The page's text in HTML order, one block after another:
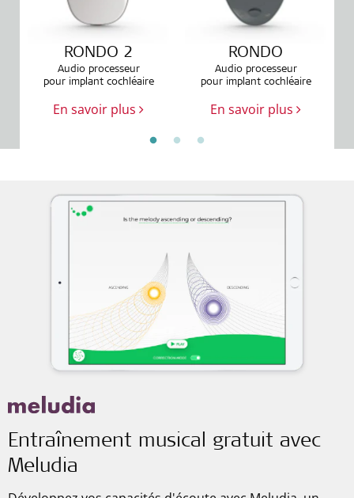
RONDO 2
Audio processeur
pour implant cochléaire
En savoir plus
RONDO
Audio processeur
pour implant cochléaire
En savoir plus
Entraînement musical gratuit avec
Meludia